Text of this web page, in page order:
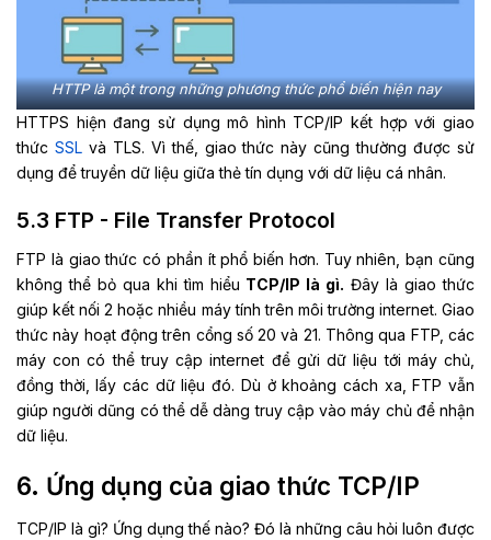
HTTP là một trong những phương thức phổ biến hiện nay
HTTPS hiện đang sử dụng mô hình TCP/IP kết hợp với giao
thức SSLvà TLS. Vì thế, giao thức này cũng thường được sử
dụng để truyền dữ liệu giữa thẻ tín dụng với dữ liệu cá nhân.
5.3 FTP - File Transfer Protocol
FTP là giao thức có phần ít phổ biến hơn. Tuy nhiên, bạn cũng
không thể bỏ qua khi tìm hiểu TCP/IP là gì. Đây là giao thức
giúp kết nối 2 hoặc nhiều máy tính trên môi trường internet. Giao
thức này hoạt động trên cổng số 20 và 21. Thông qua FTP, các
máy con có thể truy cập internet để gửi dữ liệu tới máy chủ,
đồng thời, lấy các dữ liệu đó. Dù ở khoảng cách xa, FTP vẫn
giúp người dũng có thể dễ dàng truy cập vào máy chủ để nhận
dữ liệu.
6. Ứng dụng của giao thức TCP/IP
TCP/IP là gì? Ứng dụng thế nào? Đó là những câu hỏi luôn được